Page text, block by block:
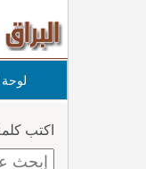
لوحة
اكتب